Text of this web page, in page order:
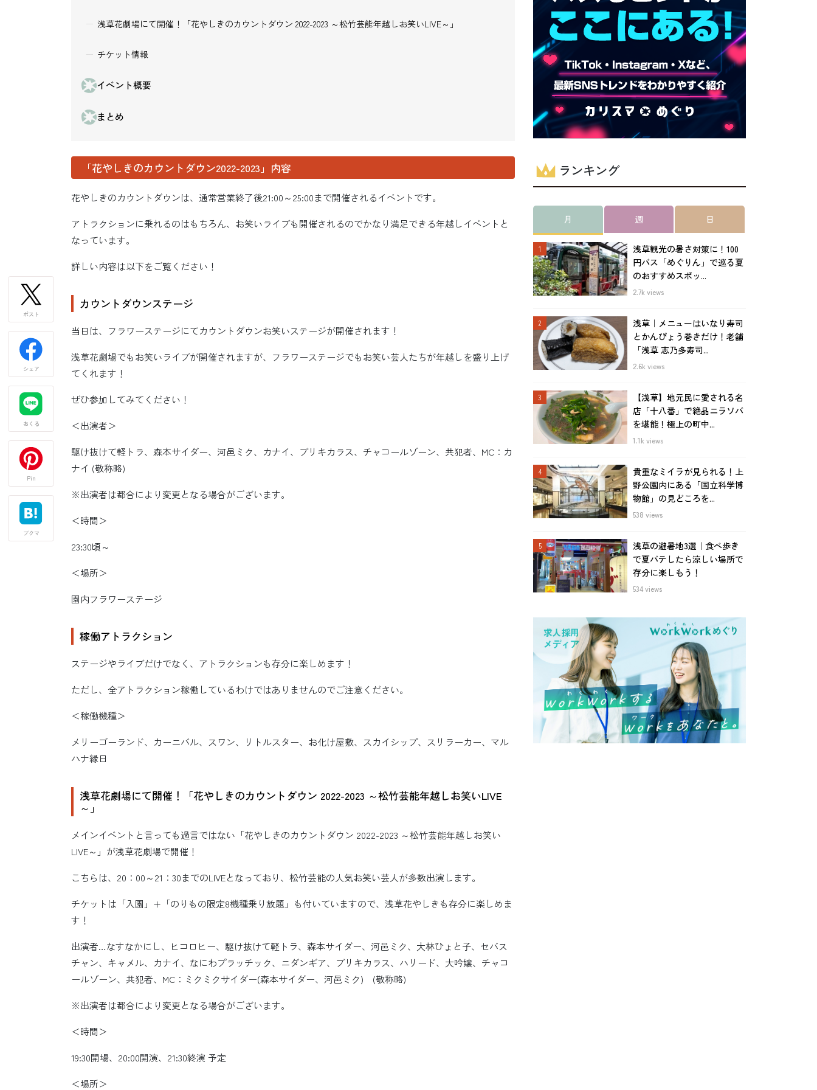
浅草花劇場にて開催！「花やしきのカウントダウン 2022-2023 ～松竹芸能年越しお笑いLIVE～」
チケット情報
イベント概要
まとめ
「花やしきのカウントダウン2022-2023」内容
花やしきのカウントダウンは、通常営業終了後21:00～25:00まで開催されるイベントです。
アトラクションに乗れるのはもちろん、お笑いライブも開催されるのでかなり満足できる年越しイベントと
なっています。
詳しい内容は以下をご覧ください！
カウントダウンステージ
当日は、フラワーステージにてカウントダウンお笑いステージが開催されます！
浅草花劇場でもお笑いライブが開催されますが、フラワーステージでもお笑い芸人たちが年越しを盛り上げ
てくれます！
ぜひ参加してみてください！
＜出演者＞
駆け抜けて軽トラ、森本サイダー、河邑ミク、カナイ、ブリキカラス、チャコールゾーン、共犯者、MC：カ
ナイ (敬称略)
※出演者は都合により変更となる場合がございます。
＜時間＞
23:30頃～
＜場所＞
園内フラワーステージ
稼働アトラクション
ステージやライブだけでなく、アトラクションも存分に楽しめます！
ただし、全アトラクション稼働しているわけではありませんのでご注意ください。
＜稼働機種＞
メリーゴーランド、カーニバル、スワン、リトルスター、お化け屋敷、スカイシップ、スリラーカー、マル
ハナ縁日
浅草花劇場にて開催！「花やしきのカウントダウン 2022-2023 ～松竹芸能年越しお笑いLIVE
～」
メインイベントと言っても過言ではない「花やしきのカウントダウン 2022-2023 ～松竹芸能年越しお笑い
LIVE～」が浅草花劇場で開催！
こちらは、20：00～21：30までのLIVEとなっており、松竹芸能の人気お笑い芸人が多数出演します。
チケットは「入園」+「のりもの限定8機種乗り放題」も付いていますので、浅草花やしきも存分に楽しめま
す！
出演者…なすなかにし、ヒコロヒー、駆け抜けて軽トラ、森本サイダー、河邑ミク、大林ひょと子、セバス
チャン、キャメル、カナイ、なにわプラッチック、ニダンギア、ブリキカラス、ハリード、大吟嬢、チャコ
ールゾーン、共犯者、MC：ミクミクサイダー(森本サイダー、河邑ミク) (敬称略)
※出演者は都合により変更となる場合がございます。
＜時間＞
19:30開場、20:00開演、21:30終演 予定
＜場所＞
ランキング
月 週 日
浅草観光の暑さ対策に！100
円バス「めぐりん」で巡る夏
のおすすめスポッ...
2.7k views
浅草｜メニューはいなり寿司
とかんぴょう巻きだけ！老舗
「浅草 志乃多寿司...
2.6k views
【浅草】地元民に愛される名
店「十八番」で絶品ニラソバ
を堪能！極上の町中...
1.1k views
貴重なミイラが見られる！上
野公園内にある「国立科学博
物館」の見どころを...
538 views
浅草の避暑地3選｜食べ歩き
で夏バテしたら涼しい場所で
存分に楽しもう！
534 views
ポスト
シェア
おくる
Pin
ブクマ